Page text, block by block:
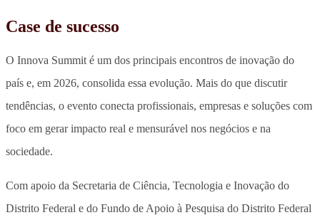
Case de sucesso
O Innova Summit é um dos principais encontros de inovação do
país e, em 2026, consolida essa evolução. Mais do que discutir
tendências, o evento conecta profissionais, empresas e soluções com
foco em gerar impacto real e mensurável nos negócios e na
sociedade.
Com apoio da Secretaria de Ciência, Tecnologia e Inovação do
Distrito Federal e do Fundo de Apoio à Pesquisa do Distrito Federal